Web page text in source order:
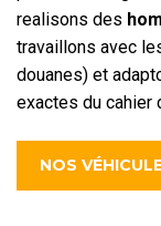
realisons des
travaillons avec
douanes) et
exactes du cahier
NOS